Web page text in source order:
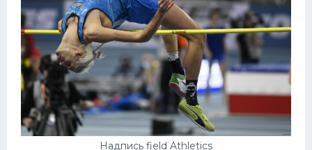
Надпись field Athletics